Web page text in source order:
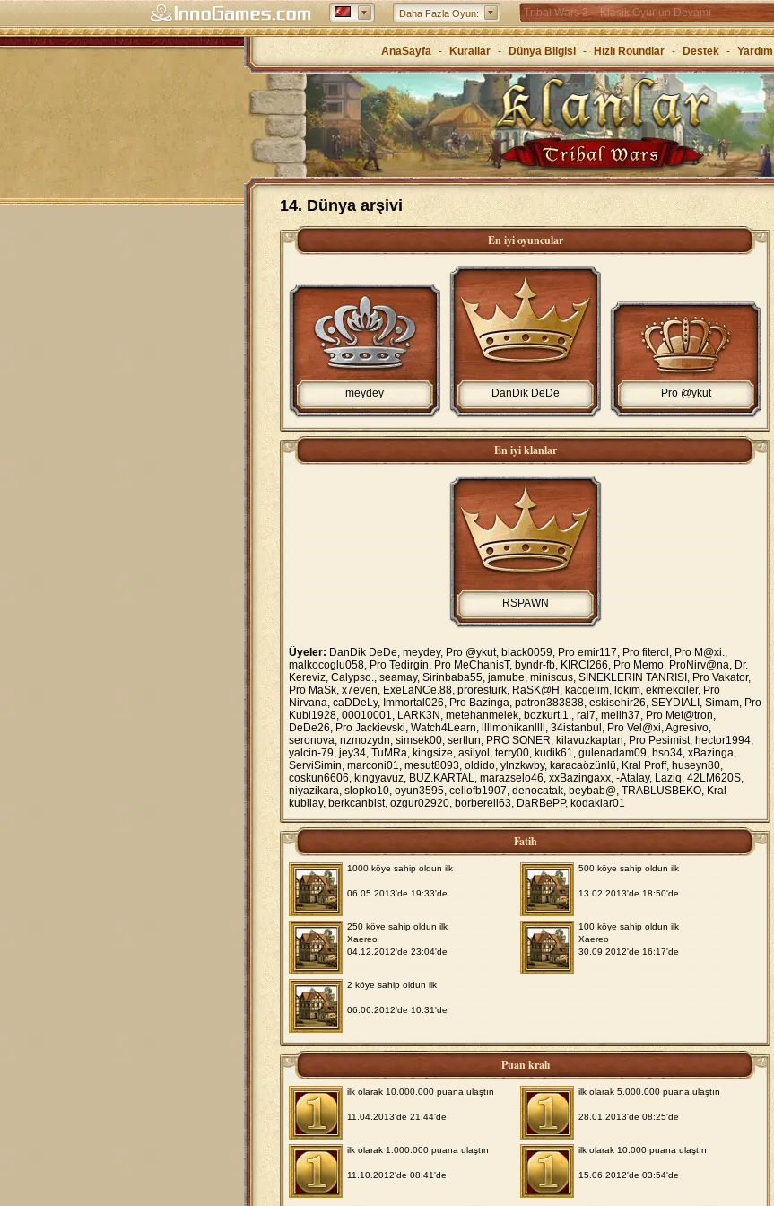
Daha Fazla Oyun: Tribal Wars 2 – Klasik Oyunun Devamı
Forge of Empires – Stratejiyle çağları atla
Grepolis – Antik Yunan’da krallığını kur
AnaSayfa - Kurallar - Dünya Bilgisi - Hızlı Roundlar - Destek - Yardım
14. Dünya arşivi
En iyi oyuncular
DanDik DeDe
meydey Pro @ykut
En iyi klanlar
RSPAWN
Üyeler: DanDik DeDe, meydey, Pro @ykut, black0059, Pro emir117, Pro fiterol, Pro M@xi.,
malkocoglu058, Pro Tedirgin, Pro MeChanisT, byndr-fb, KIRCI266, Pro Memo, ProNirv@na, Dr.
Kereviz, Calypso., seamay, Sirinbaba55, jamube, miniscus, SINEKLERIN TANRISI, Pro Vakator,
Pro MaSk, x7even, ExeLaNCe.88, proresturk, RaSK@H, kacgelim, lokim, ekmekciler, Pro
Nirvana, caDDeLy, Immortal026, Pro Bazinga, patron383838, eskisehir26, SEYDIALI, Simam, Pro
Kubi1928, 00010001, LARK3N, metehanmelek, bozkurt.1., rai7, melih37, Pro Met@tron,
DeDe26, Pro Jackievski, Watch4Learn, llllmohikanllll, 34istanbul, Pro Vel@xi, Agresivo,
seronova, nzmozydn, simsek00, sertlun, PRO SONER, kilavuzkaptan, Pro Pesimist, hector1994,
yalcin-79, jey34, TuMRa, kingsize, asilyol, terry00, kudik61, gulenadam09, hso34, xBazinga,
ServiSimin, marconi01, mesut8093, oldido, ylnzkwby, karacaözünlü, Kral Proff, huseyn80,
coskun6606, kingyavuz, BUZ.KARTAL, marazselo46, xxBazingaxx, -Atalay, Laziq, 42LM620S,
niyazikara, slopko10, oyun3595, cellofb1907, denocatak, beybab@, TRABLUSBEKO, Kral
kubilay, berkcanbist, ozgur02920, borbereli63, DaRBePP, kodaklar01
Fatih
1000 köye sahip oldun ilk
06.05.2013'de 19:33'de
500 köye sahip oldun ilk
13.02.2013'de 18:50'de
250 köye sahip oldun ilk
Xaereo
04.12.2012'de 23:04'de
100 köye sahip oldun ilk
Xaereo
30.09.2012'de 16:17'de
2 köye sahip oldun ilk
06.06.2012'de 10:31'de
Puan kralı
ilk olarak 10.000.000 puana ulaştın
11.04.2013'de 21:44'de
ilk olarak 5.000.000 puana ulaştın
28.01.2013'de 08:25'de
ilk olarak 1.000.000 puana ulaştın
11.10.2012'de 08:41'de
ilk olarak 10.000 puana ulaştın
15.06.2012'de 03:54'de